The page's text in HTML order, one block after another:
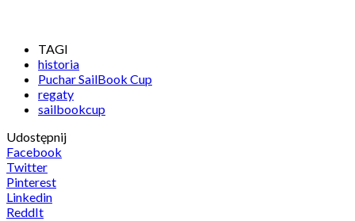
TAGI
historia
Puchar SailBook Cup
regaty
sailbookcup
Udostępnij
Facebook
Twitter
Pinterest
Linkedin
ReddIt